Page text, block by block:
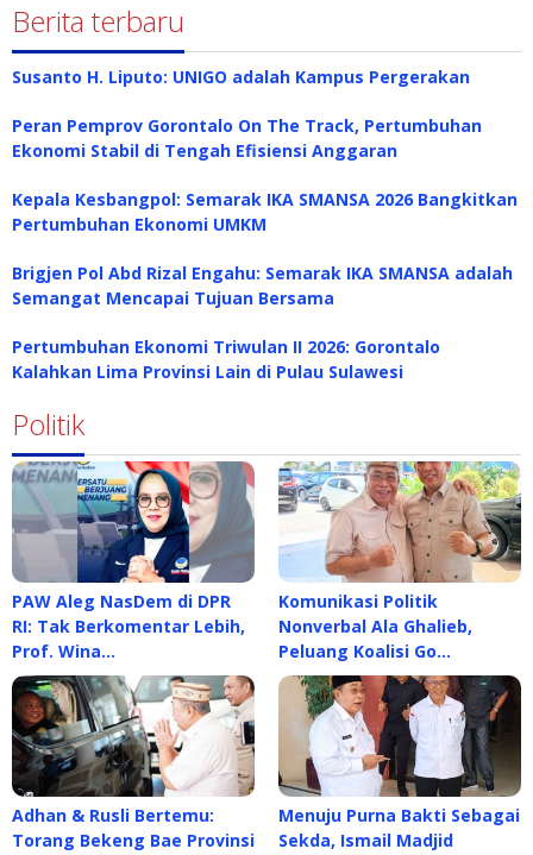
Berita terbaru
Susanto H. Liputo: UNIGO adalah Kampus Pergerakan
Peran Pemprov Gorontalo On The Track, Pertumbuhan
Ekonomi Stabil di Tengah Efisiensi Anggaran
Kepala Kesbangpol: Semarak IKA SMANSA 2026 Bangkitkan
Pertumbuhan Ekonomi UMKM
Brigjen Pol Abd Rizal Engahu: Semarak IKA SMANSA adalah
Semangat Mencapai Tujuan Bersama
Pertumbuhan Ekonomi Triwulan II 2026: Gorontalo
Kalahkan Lima Provinsi Lain di Pulau Sulawesi
Politik
PAW Aleg NasDem di DPR
RI: Tak Berkomentar Lebih,
Prof. Wina…
Komunikasi Politik
Nonverbal Ala Ghalieb,
Peluang Koalisi Go…
Adhan & Rusli Bertemu:
Torang Bekeng Bae Provinsi
Menuju Purna Bakti Sebagai
Sekda, Ismail Madjid